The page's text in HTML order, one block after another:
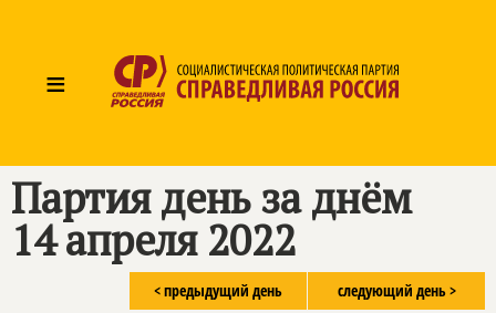
≡
Партия день за днём
14 апреля 2022
следующий день >
< предыдущий день